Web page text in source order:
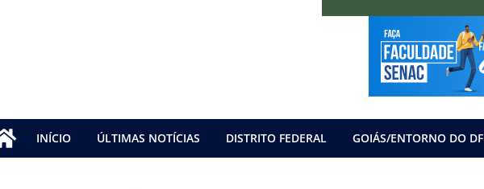
INÍCIO ÚLTIMAS NOTÍCIAS DISTRITO FEDERAL GOIÁS/ENTORNO DO DF